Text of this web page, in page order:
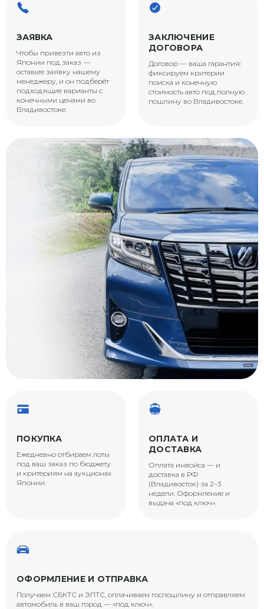
ЗАЯВКА
Чтобы привезти авто из
Японии под заказ —
оставьте заявку нашему
менеджеру, и он подберёт
подходящие варианты с
конечными ценами во
Владивостоке.
ЗАКЛЮЧЕНИЕ
ДОГОВОРА
Договор — ваша гарантия:
фиксируем критерии
поиска и конечную
стоимость авто под полную
пошлину во Владивостоке.
ПОКУПКА
Ежедневно отбираем лоты
под ваш заказ по бюджету
и критериям на аукционах
Японии.
ОПЛАТА И
ДОСТАВКА
Оплата инвойса — и
доставка в РФ
(Владивосток) за 2–3
недели. Оформление и
выдача «под ключ».
ОФОРМЛЕНИЕ И ОТПРАВКА
Получаем СБКТС и ЭПТС, оплачиваем госпошлину и отправляем
автомобиль в ваш город — «под ключ».